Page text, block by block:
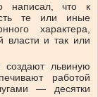
написал, что к
те или иные
характера,
власти и так или
львиную
работой
— десятки